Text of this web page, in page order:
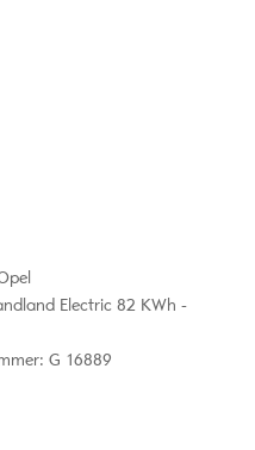
Electric 82 KWh -
G 16889